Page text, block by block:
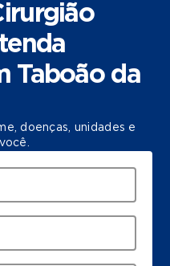
Taboão da
doenças, unidades e